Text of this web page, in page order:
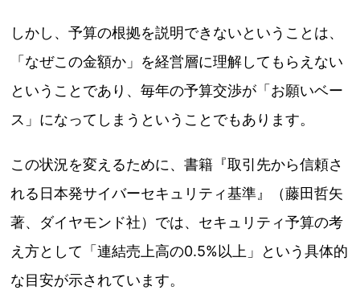
しかし、予算の根拠を説明できないということは、
「なぜこの金額か」を経営層に理解してもらえない
ということであり、毎年の予算交渉が「お願いベー
ス」になってしまうということでもあります。
この状況を変えるために、書籍『取引先から信頼さ
れる日本発サイバーセキュリティ基準』（藤田哲矢
著、ダイヤモンド社）では、セキュリティ予算の考
え方として「連結売上高の0.5%以上」という具体的
な目安が示されています。